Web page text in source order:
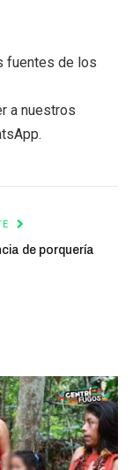
fuentes de los
a nuestros
de porquería